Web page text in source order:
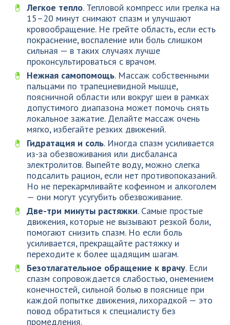
Легкое тепло. Тепловой компресс или грелка на
15–20 минут снимают спазм и улучшают
кровообращение. Не грейте область, если есть
покраснение, воспаление или боль слишком
сильная — в таких случаях лучше
проконсультироваться с врачом.
Нежная самопомощь. Массаж собственными
пальцами по трапециевидной мышце,
поясничной области или вокруг шеи в рамках
допустимого диапазона может помочь снять
локальное зажатие. Делайте массаж очень
мягко, избегайте резких движений.
Гидратация и соль. Иногда спазм усиливается
из-за обезвоживания или дисбаланса
электролитов. Выпейте воду, можно слегка
подсалить рацион, если нет противопоказаний.
Но не перекармливайте кофеином и алкоголем
— они могут усугубить обезвоживание.
Две-три минуты растяжки. Самые простые
движения, которые не вызывают резкой боли,
помогают снизить спазм. Но если боль
усиливается, прекращайте растяжку и
переходите к более щадящим шагам.
Безотлагательное обращение к врачу. Если
спазм сопровождается слабостью, онемением
конечностей, сильной болью в пояснице при
каждой попытке движения, лихорадкой — это
повод обратиться к специалисту без
промедления.